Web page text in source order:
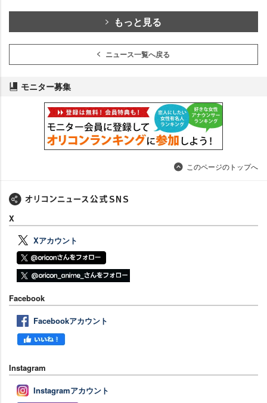
もっと見る
ニュース一覧へ戻る
モニター募集
このページのトップへ
X
Xアカウント
Facebook
Facebookアカウント
Instagram
Instagramアカウント